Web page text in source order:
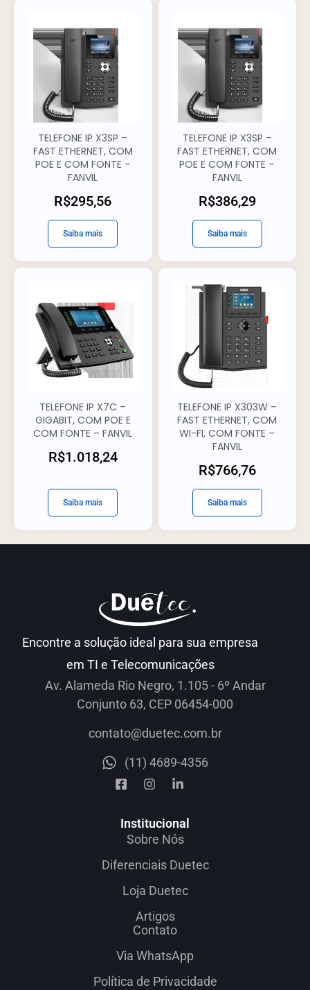
TELEFONE IP X3SP –
FAST ETHERNET, COM
POE E COM FONTE –
FANVIL
R$295,56
Saiba mais
TELEFONE IP X3SP –
FAST ETHERNET, COM
POE E COM FONTE –
FANVIL
R$386,29
Saiba mais
TELEFONE IP X7C –
GIGABIT, COM POE E
COM FONTE – FANVIL
R$1.018,24
Saiba mais
TELEFONE IP X303W –
FAST ETHERNET, COM
WI-FI, COM FONTE –
FANVIL
R$766,76
Saiba mais
Encontre a solução ideal para sua empresa
em TI e Telecomunicações
Av. Alameda Rio Negro, 1.105 - 6º Andar
Conjunto 63, CEP 06454-000
contato@duetec.com.br
(11) 4689-4356
Institucional
Sobre Nós
Diferenciais Duetec
Loja Duetec
Artigos
Contato
Via WhatsApp
Política de Privacidade